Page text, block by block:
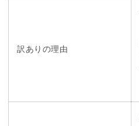
訳ありの理由